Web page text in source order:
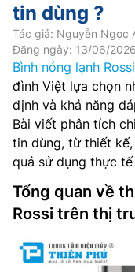
tin dùng ?
Tác giả: Nguyễn Ngọc
Đăng ngày: 13/06/
Bình nóng lạnh
đình Việt lựa chọn
định và khả năng
Bài viết phân tích
tin dùng, từ thiết
quả sử dụng thực
Tổng quan về
Rossi trên thị